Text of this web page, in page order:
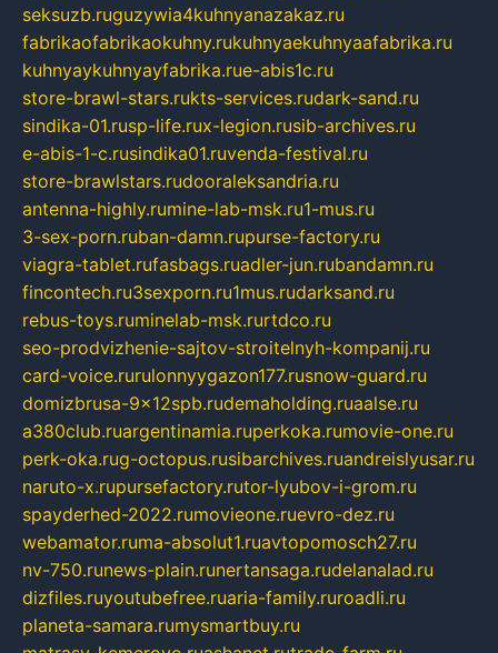
seksuzb.ruguzywia4kuhnyanazakaz.ru
fabrikaofabrikaokuhny.rukuhnyaekuhnyaafabrika.ru
kuhnyaykuhnyayfabrika.rue-abis1c.ru
store-brawl-stars.rukts-services.rudark-sand.ru
sindika-01.rusp-life.rux-legion.rusib-archives.ru
e-abis-1-c.rusindika01.ruvenda-festival.ru
store-brawlstars.rudooraleksandria.ru
antenna-highly.rumine-lab-msk.ru1-mus.ru
3-sex-porn.ruban-damn.rupurse-factory.ru
viagra-tablet.rufasbags.ruadler-jun.rubandamn.ru
fincontech.ru3sexporn.ru1mus.rudarksand.ru
rebus-toys.ruminelab-msk.rurtdco.ru
seo-prodvizhenie-sajtov-stroitelnyh-kompanij.ru
card-voice.rurulonnyygazon177.rusnow-guard.ru
domizbrusa-9x12spb.rudemaholding.ruaalse.ru
a380club.ruargentinamia.ruperkoka.rumovie-one.ru
perk-oka.rug-octopus.rusibarchives.ruandreislyusar.ru
naruto-x.rupursefactory.rutor-lyubov-i-grom.ru
spayderhed-2022.rumovieone.ruevro-dez.ru
webamator.ruma-absolut1.ruavtopomosch27.ru
nv-750.runews-plain.runertansaga.rudelanalad.ru
dizfiles.ruyoutubefree.ruaria-family.ruroadli.ru
planeta-samara.rumysmartbuy.ru